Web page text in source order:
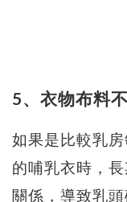
5、衣物布料
如果是比較乳
的哺乳衣時，
關係，導致乳頭